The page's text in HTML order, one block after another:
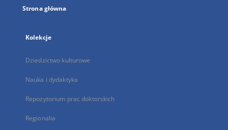
Strona główna
Kolekcje
Dziedzictwo kulturowe
Nauka i dydaktyka
Repozytorium prac doktorskich
Regionalia